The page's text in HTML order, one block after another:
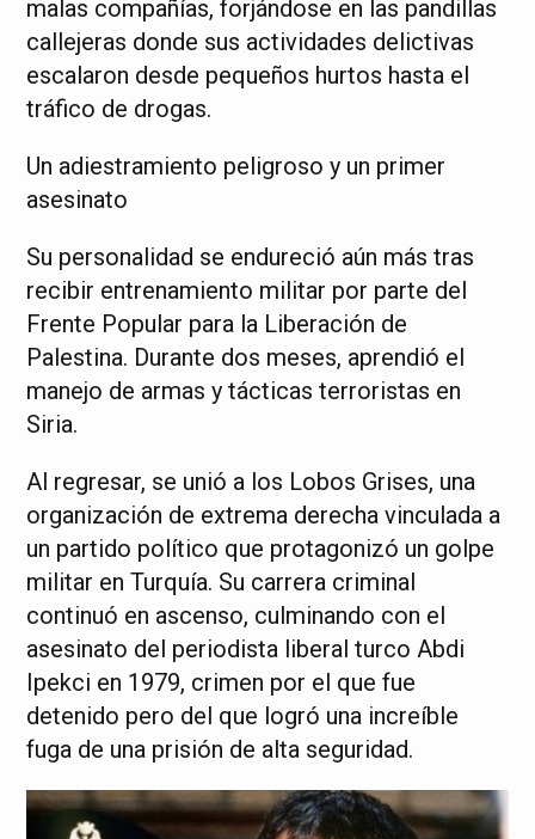
malas compañías, forjándose en las pandillas
callejeras donde sus actividades delictivas
escalaron desde pequeños hurtos hasta el
tráfico de drogas.
Un adiestramiento peligroso y un primer
asesinato
Su personalidad se endureció aún más tras
recibir entrenamiento militar por parte del
Frente Popular para la Liberación de
Palestina. Durante dos meses, aprendió el
manejo de armas y tácticas terroristas en
Siria.
Al regresar, se unió a los Lobos Grises, una
organización de extrema derecha vinculada a
un partido político que protagonizó un golpe
militar en Turquía. Su carrera criminal
continuó en ascenso, culminando con el
asesinato del periodista liberal turco Abdi
Ipekci en 1979, crimen por el que fue
detenido pero del que logró una increíble
fuga de una prisión de alta seguridad.